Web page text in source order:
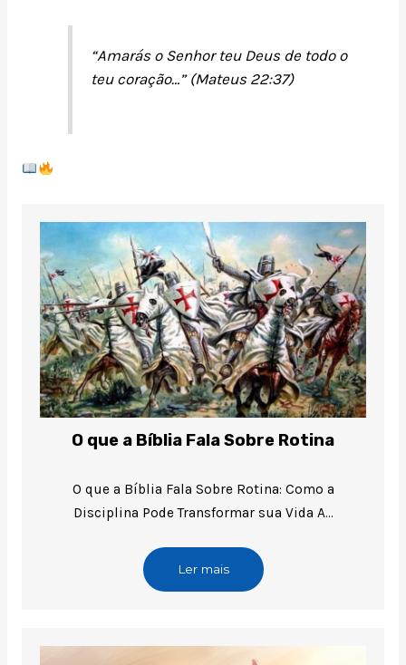
“Amarás o Senhor teu Deus de todo o
teu coração…” (Mateus 22:37)
O que a Bíblia Fala Sobre Rotina
O que a Bíblia Fala Sobre Rotina: Como a
Disciplina Pode Transformar sua Vida A…
Ler mais